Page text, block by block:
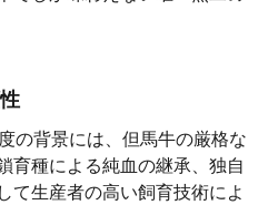
の背景には、但馬牛の厳格な
育種による純血の継承、独自
て生産者の高い飼育技術によ